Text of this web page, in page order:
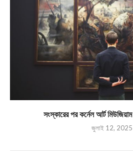
সংস্কারের পর কর্নেল আর্ট
জুলাই 12, 2025